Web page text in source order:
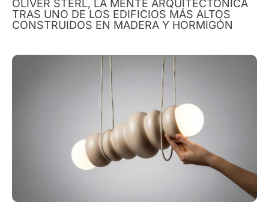
OLIVER STERL, LA MENTE ARQUITECTÓNICA
TRAS UNO DE LOS EDIFICIOS MÁS ALTOS
CONSTRUIDOS EN MADERA Y HORMIGÓN